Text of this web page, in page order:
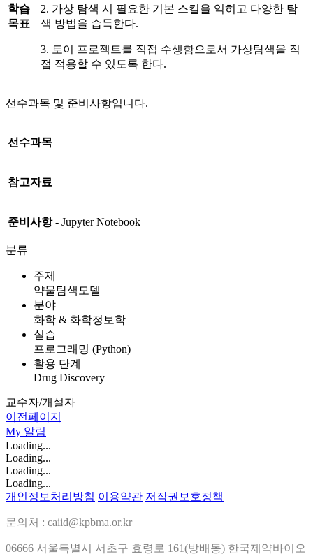
학습
목표
2. 가상 탐색 시 필요한 기본 스킬을 익히고 다양한 탐
색 방법을 습득한다.
3. 토이 프로젝트를 직접 수생함으로서 가상탐색을 직
접 적용할 수 있도록 한다.
선수과목 및 준비사항입니다.
선수과목
참고자료
준비사항 - Jupyter Notebook
분류
주제
약물탐색모델
분야
화학 & 화학정보학
실습
프로그래밍 (Python)
활용 단계
Drug Discovery
교수자/개설자
이전페이지
My 알림
Loading...
Loading...
Loading...
Loading...
개인정보처리방침 이용약관 저작권보호정책
문의처 : caiid@kpbma.or.kr
06666 서울특별시 서초구 효령로 161(방배동) 한국제약바이오